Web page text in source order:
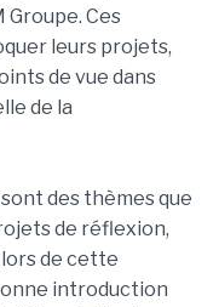
Ces
leurs projets,
de vue dans
de la
des thèmes que
de réflexion,
de cette
introduction